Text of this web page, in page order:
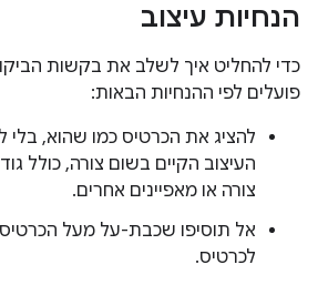
הנחיות עיצוב
כדי להחליט איך לשלב את בקשות
פועלים לפי ההנחיות הבאות:
להציג את הכרטיס כמו שהוא, בלי
העיצוב הקיים בשום צורה, כולל
צורה או מאפיינים אחרים.
אל תוסיפו שכבת-על מעל
לכרטיס.